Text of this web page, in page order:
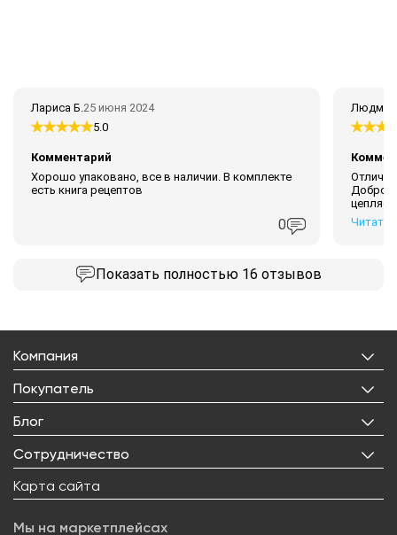
Лариса Б. 25 июня 2024
5.0
Комментарий
Хорошо упаковано, все в наличии. В комплекте
есть книга рецептов
0
Читать
Показать полностью 16 отзывов
Компания
О нас
Лицензии
Реквизиты
Правовая информация
Контакты
Покупатель
Личный кабинет
Избранное
Доставка
Возврат товара
Блог
Все статьи
О товарах
Сотрудничество
Оптовым покупателям
Арендодателям
Карта сайта
Мы на маркетплейсах